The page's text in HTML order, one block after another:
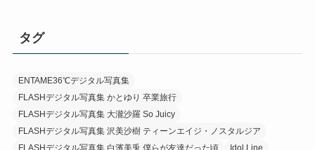
タグ
ENTAME36℃デジタル写真集
FLASHデジタル写真集 かとゆり 卒業旅行
FLASHデジタル写真集 大瀧沙羅 So Juicy
FLASHデジタル写真集 沢美沙樹 ティーンエイジ・ノスタルジア